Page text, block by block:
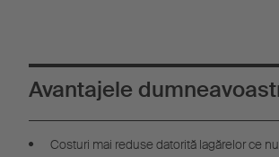
Avantajele
Costuri mai reduse datorită lagărelor ce